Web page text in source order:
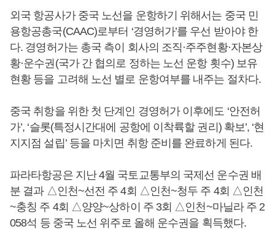
외국 항공사가 중국 노선을 운항하기 위해서는 중국 민
용항공총국(CAAC)로부터 ‘경영허가’를 우선 받아야 한
다. 경영허가는 총국 측이 회사의 조직·주주현황·자본상
황·운수권(국가 간 협의로 정하는 노선 운항 횟수) 보유
현황 등을 고려해 노선 별로 운항여부를 내주는 절차다.
중국 취항을 위한 첫 단계인 경영허가 이후에도 ‘안전허
가’, ‘슬롯(특정시간대에 공항에 이착륙할 권리) 확보’, ‘현
지지점 설립’ 등을 마치면 취항 준비를 완료하게 된다.
파라타항공은 지난 4월 국토교통부의 국제선 운수권 배
분 결과 △인천~선전 주 4회 △인천~청두 주 4회 △인천
~충칭 주 4회 △양양~상하이 주 3회 △인천~마닐라 주 2
058석 등 중국 노선 위주로 올해 운수권을 획득했다.